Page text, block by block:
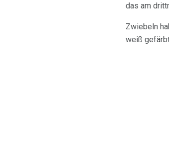
das am
Zwiebeln
weiß